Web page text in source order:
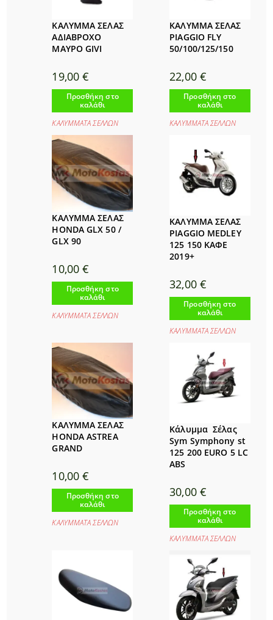
ΚΑΛΥΜΜΑ ΣΕΛΑΣ
ΑΔΙΑΒΡΟΧΟ
ΜΑΥΡΟ GIVI
19,00€
Προσθήκη στο
καλάθι
ΚΑΛΥΜΜΑΤΑ ΣΕΛΛΩΝ
ΚΑΛΥΜΜΑ ΣΕΛΑΣ
PIAGGIO FLY
50/100/125/150
22,00 €
Προσθήκη στο
καλάθι
ΚΑΛΥΜΜΑΤΑ ΣΕΛΛΩΝ
ΚΑΛΥΜΜΑ ΣΕΛΑΣ
HONDA GLX 50 /
GLX 90
10,00€
Προσθήκη στο
καλάθι
ΚΑΛΥΜΜΑΤΑ ΣΕΛΛΩΝ
ΚΑΛΥΜΜΑ ΣΕΛΑΣ
PIAGGIO MEDLEY
125 150 ΚΑΦΕ
2019+
32,00 €
Προσθήκη στο
καλάθι
ΚΑΛΥΜΜΑΤΑ ΣΕΛΛΩΝ
ΚΑΛΥΜΜΑ ΣΕΛΑΣ
HONDA ASTREA
GRAND
10,00€
Προσθήκη στο
καλάθι
ΚΑΛΥΜΜΑΤΑ ΣΕΛΛΩΝ
Κάλυμμα Σέλας
Sym Symphony st
125 200 EURO 5 LC
ABS
30,00 €
Προσθήκη στο
καλάθι
ΚΑΛΥΜΜΑΤΑ ΣΕΛΛΩΝ